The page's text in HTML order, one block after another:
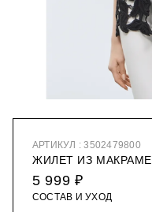
АРТИКУЛ : 3502479800
ЖИЛЕТ ИЗ МАКРАМЕ
5 999 ₽
СОСТАВ И УХОД